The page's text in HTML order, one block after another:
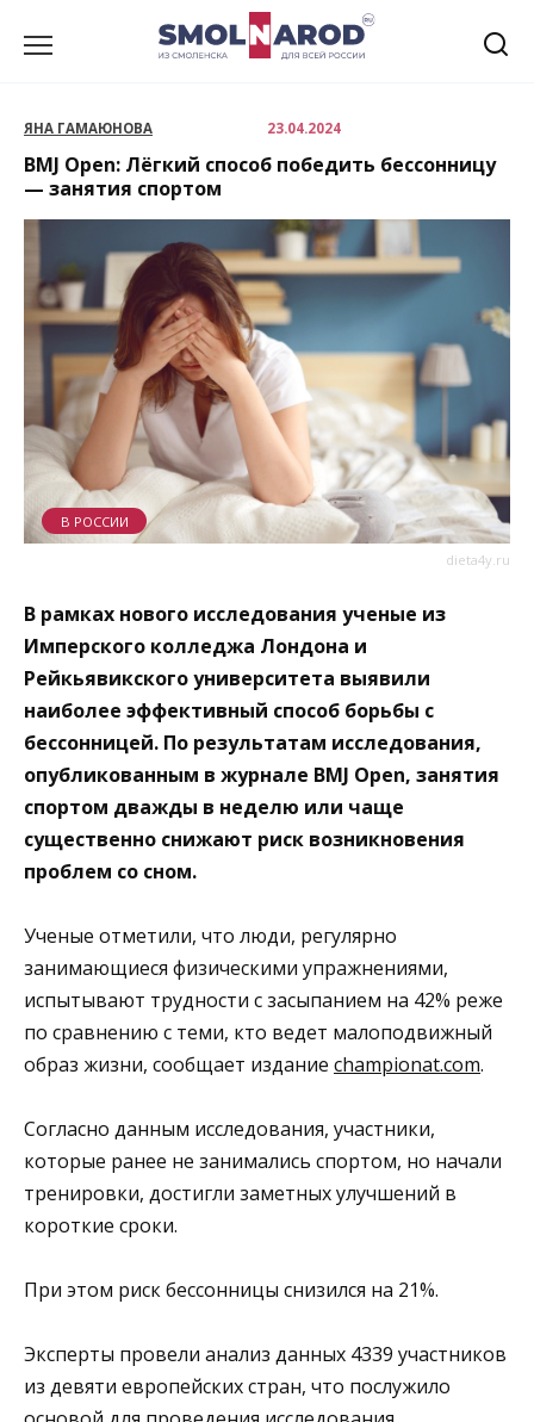
ЯНА ГАМАЮНОВА 23.04.2024
BMJ Open: Лёгкий способ победить бессонницу
— занятия спортом
dieta4y.ru
В РОССИИ
В рамках нового исследования ученые из
Имперского колледжа Лондона и
Рейкьявикского университета выявили
наиболее эффективный способ борьбы с
бессонницей. По результатам исследования,
опубликованным в журнале BMJ Open, занятия
спортом дважды в неделю или чаще
существенно снижают риск возникновения
проблем со сном.
Ученые отметили, что люди, регулярно
занимающиеся физическими упражнениями,
испытывают трудности с засыпанием на 42% реже
по сравнению с теми, кто ведет малоподвижный
образ жизни, сообщает издание championat.com.
Согласно данным исследования, участники,
которые ранее не занимались спортом, но начали
тренировки, достигли заметных улучшений в
короткие сроки.
При этом риск бессонницы снизился на 21%.
Эксперты провели анализ данных 4339 участников
из девяти европейских стран, что послужило